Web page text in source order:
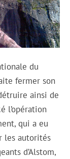
du
fermer son
ainsi de
l’opération
qui a eu
les autorités
d’Alstom,